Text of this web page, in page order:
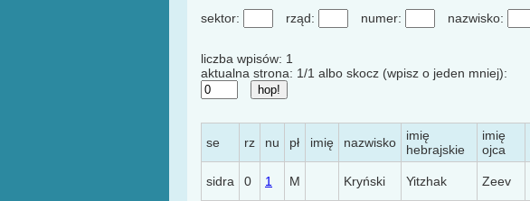
sektor: rząd: numer: nazwisko:
liczba wpisów: 1
aktualna strona: 1/1 albo skocz (wpisz o jeden mniej):
se rz nu pł imię nazwisko
imię
hebrajskie
imię
ojca
sidra 0 1 M Kryński Yitzhak Zeev